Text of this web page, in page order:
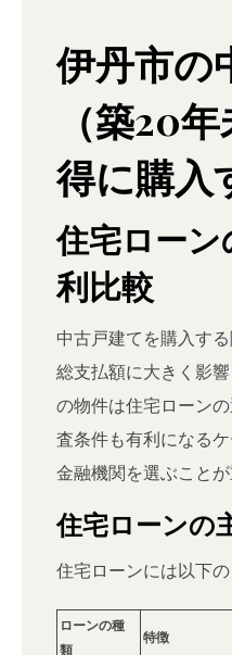
伊丹市の
（築20
得に購入
住宅ロー
利比較
中古戸建てを購入す
総支払額に大きく影
の物件は住宅ローン
査条件も有利になる
金融機関を選ぶことが
住宅ローンの
住宅ローンには以下
ローンの種
類
特徴